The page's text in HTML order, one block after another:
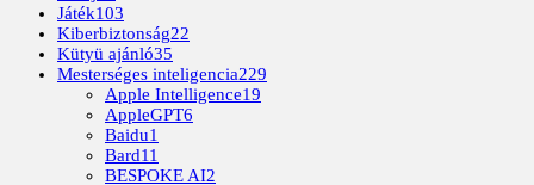
Játék103
Kiberbiztonság22
Kütyü ajánló35
Mesterséges inteligencia229
Apple Intelligence19
AppleGPT6
Baidu1
Bard11
BESPOKE AI2